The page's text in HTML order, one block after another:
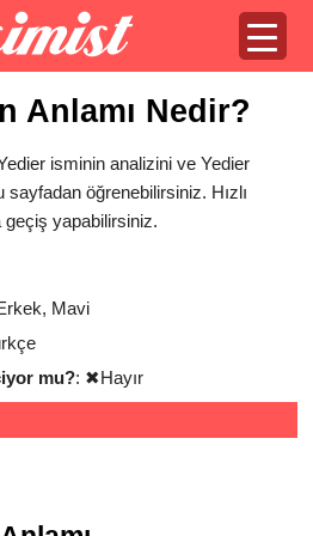
Anlamı Nedir?
isminin analizini ve Yedier
öğrenebilirsiniz. Hızlı
geçiş yapabilirsiniz.
Mavi
mu?: ✖Hayır